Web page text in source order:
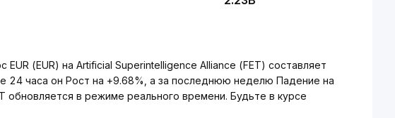
(EUR) на Artificial Superintelligence Alliance (FET) составляет
24 часа он Рост на +9.68%, а за последнюю неделю Падение на
обновляется в режиме реального времени. Будьте в курсе